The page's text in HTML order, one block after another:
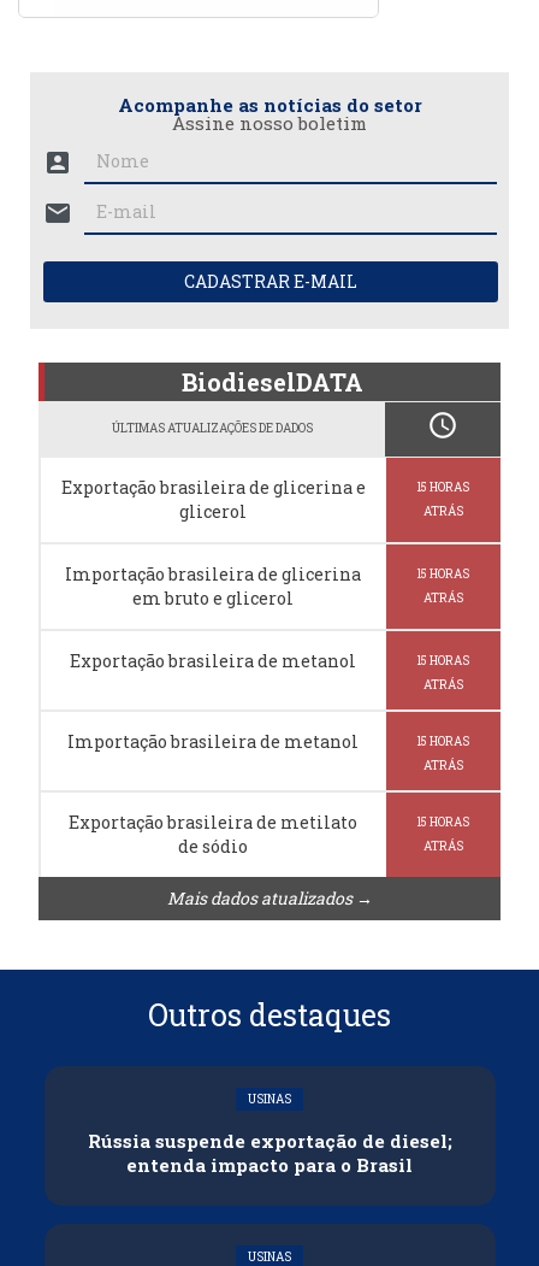
Acompanhe as notícias do setor
Assine nosso boletim
account_box
mail
CADASTRAR E-MAIL
BiodieselDATA
ÚLTIMAS ATUALIZAÇÕES DE DADOS schedule
Exportação brasileira de glicerina e
glicerol
15 HORAS
ATRÁS
Importação brasileira de glicerina
em bruto e glicerol
15 HORAS
ATRÁS
Exportação brasileira de metanol
15 HORAS
ATRÁS
Importação brasileira de metanol
15 HORAS
ATRÁS
Exportação brasileira de metilato
de sódio
15 HORAS
ATRÁS
Mais dados atualizados →
Outros destaques
USINAS
Rússia suspende exportação de diesel;
entenda impacto para o Brasil
USINAS